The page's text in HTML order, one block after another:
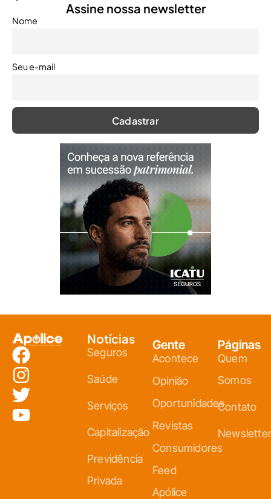
Assine nossa newsletter
Nome
Seu e-mail
Notícias
Seguros
Saúde
Serviços
Capitalização
Previdência
Privada
Gente
Acontece
Opinião
Oportunidades
Revistas
Consumidores
Feed
Apólice
Páginas
Quem
Somos
Contato
Newsletter